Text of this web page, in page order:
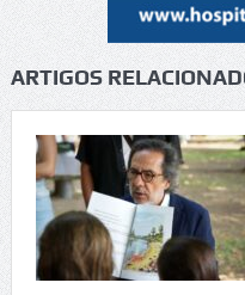
ARTIGOS